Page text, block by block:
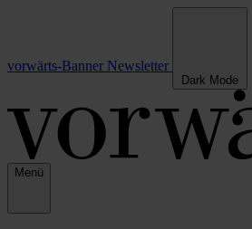
vorwärts-Banner Newsletter
Dark Mode
Menü